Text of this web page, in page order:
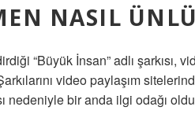
NASIL
“Büyük İnsan” adlı şarkısı,
video paylaşım
nedeniyle bir anda ilgi odağı